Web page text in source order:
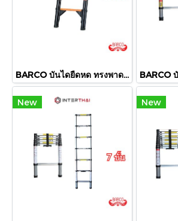
BARCO บันไดยืดหด ทรงพาด (เหล็กกล้า) รุ่น 11 ขั้น 4.3 เมตร
New New